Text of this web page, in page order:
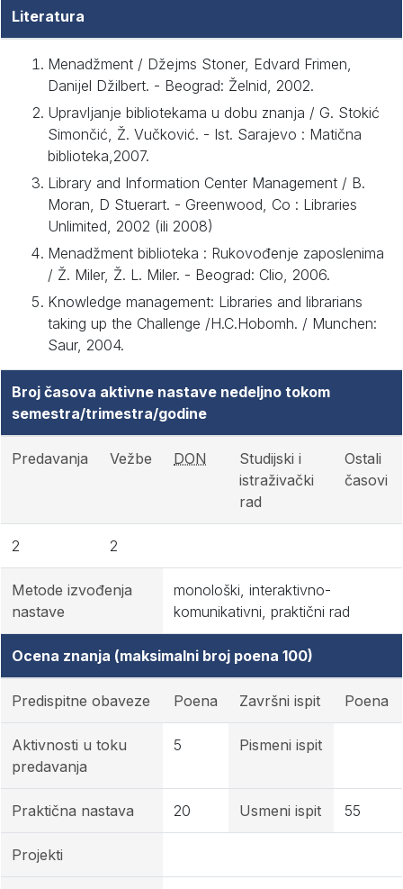
Literatura
Menadžment / Džejms Stoner, Edvard Frimen,
Danijel Džilbert. - Beograd: Želnid, 2002.
Upravljanje bibliotekama u dobu znanja / G. Stokić
Simončić, Ž. Vučković. - Ist. Sarajevo : Matična
biblioteka,2007.
Library and Information Center Management / B.
Moran, D Stuerart. - Greenwood, Co : Libraries
Unlimited, 2002 (ili 2008)
Menadžment biblioteka : Rukovođenje zaposlenima
/ Ž. Miler, Ž. L. Miler. - Beograd: Clio, 2006.
Knowledge management: Libraries and librarians
taking up the Challenge /H.C.Hobomh. / Munchen:
Saur, 2004.
Broj časova aktivne nastave nedeljno tokom
semestra/trimestra/godine
Predavanja Vežbe DON
Studijski i
istraživački
rad
Ostali
časovi
2 2
Metode izvođenja
nastave
monološki, interaktivno-
komunikativni, praktični rad
Ocena znanja (maksimalni broj poena 100)
Predispitne obaveze Poena Završni ispit Poena
Aktivnosti u toku
predavanja
5 Pismeni ispit
Praktična nastava 20 Usmeni ispit 55
Projekti